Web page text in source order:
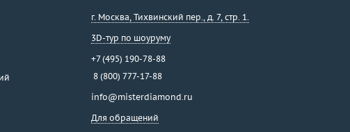
г. Москва Тихвинский пер., д. 7, стр. 1.
3D-тур по шоуруму
+7 (495) 190-78-88
8 (800) 777-17-88
info@misterdiamond.ru
Для обращений